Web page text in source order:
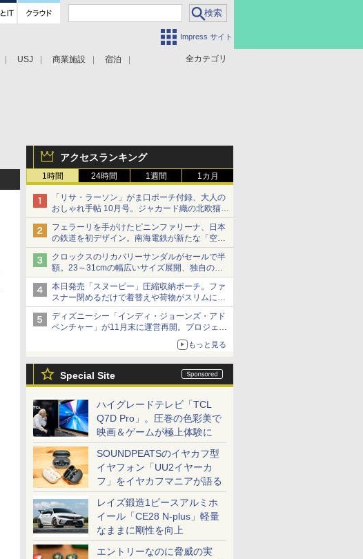
Impress サイト
全カテゴリ
USJ 商業施設 宿泊
アクセスランキング
1時間 24時間 1週間 1カ月
「リサ・ラーソン」がま口ポーチ付録、大人の
おしゃれ手帖 10月号。ジャカード織の北欧猫デ
ザイン
フェラーリを手がけたピニンファリーナ、日本
の鉄道を初デザイン。南海電鉄が新たな「空港
特急」をなにわ筋線へ導入
クロックスのリカバリーサンダルがセールで半
額。23～31cmの幅広いサイズ展開、独自のク
ッション素材を採用
本日発売「スヌーピー」圧縮収納ポーチ。ファ
スナー閉めるだけで着替えや荷物がスリムにま
とまる
ディズニーシー「インディ・ジョーンズ・アド
ベンチャー」が11月末に運営再開。プロジェク
ションマッピングを追加、DPAは1500円
もっと見る
Special Site
ハイグレードテレビ「TCL
Q7D Pro」。圧巻の色彩美で
映画＆ゲームが極上体験に
SOUNDPEATSのイヤカフ型
イヤフォン「UU2イヤーカ
フ」をイヤカフマニアが語る
レイズ鍛造1ピースアルミホ
イール「CE28 N-plus」軽量
なままに剛性を向上
エントリーなのに脅威の実